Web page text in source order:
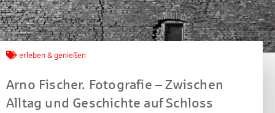
erleben & genießen
Arno Fischer. Fotografie – Zwischen
Alltag und Geschichte auf Schloss